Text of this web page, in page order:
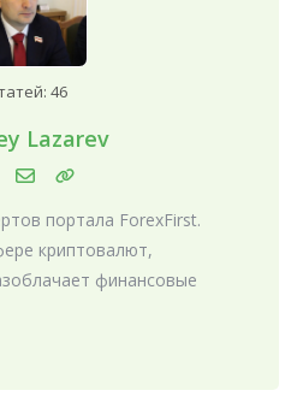
46
Lazarev
портала ForexFirst.
криптовалют,
финансовые